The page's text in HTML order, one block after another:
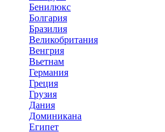
Бенилюкс
Болгария
Бразилия
Великобритания
Венгрия
Вьетнам
Германия
Греция
Грузия
Дания
Доминикана
Египет